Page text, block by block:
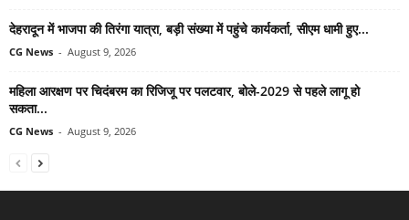
देहरादून में भाजपा की तिरंगा यात्रा, बड़ी संख्या में पहुंचे कार्यकर्ता, सीएम धामी हुए...
CG News - August 9, 2026
महिला आरक्षण पर चिदंबरम का रिजिजू पर पलटवार, बोले-2029 से पहले लागू हो
सकता...
CG News - August 9, 2026